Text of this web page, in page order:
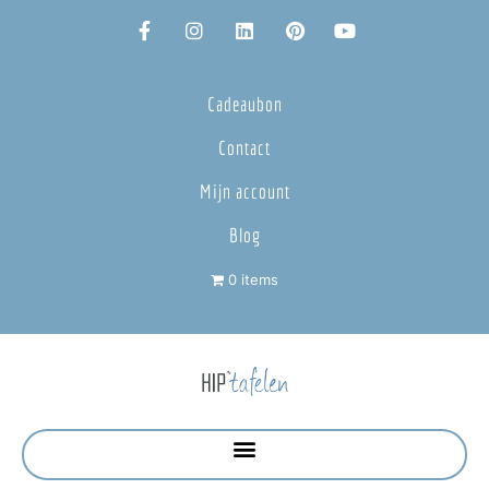
Cadeaubon
Contact
Mijn account
Blog
0 items